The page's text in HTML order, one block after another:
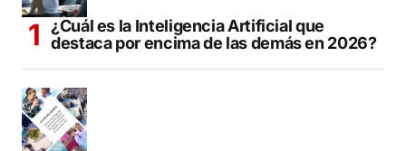
¿Cuál es la Inteligencia Artificial que
destaca por encima de las demás en 2026?